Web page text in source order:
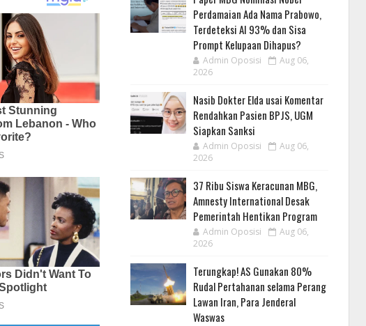
Perdamaian Ada Nama Prabowo,
Terdeteksi AI 93% dan Sisa
Prompt Kelupaan Dihapus?
Admin Oposisi
Aug 06,
2026
Nasib Dokter Elda usai Komentar
Rendahkan Pasien BPJS, UGM
Siapkan Sanksi
Admin Oposisi
Aug 06,
2026
37 Ribu Siswa Keracunan MBG,
Amnesty International Desak
Pemerintah Hentikan Program
Admin Oposisi
Aug 06,
2026
Terungkap! AS Gunakan 80%
Rudal Pertahanan selama Perang
Lawan Iran, Para Jenderal
Waswas